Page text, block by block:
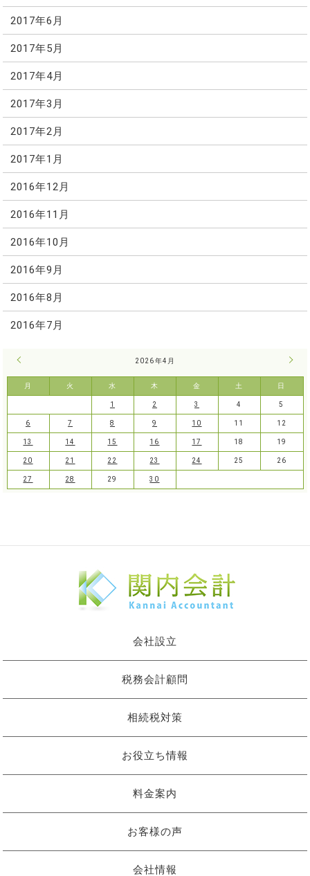
2017年6月
2017年5月
2017年4月
2017年3月
2017年2月
2017年1月
2016年12月
2016年11月
2016年10月
2016年9月
2016年8月
2016年7月
2026年4月
月 火 水 木 金 土 日
5月
1 2 3 4 5
6 7 8 9 10 11 12
13 14 15 16 17 18 19
20 21 22 23 24 25 26
27 28 29 30
会社設立
税務会計顧問
相続税対策
お役立ち情報
料金案内
お客様の声
会社情報